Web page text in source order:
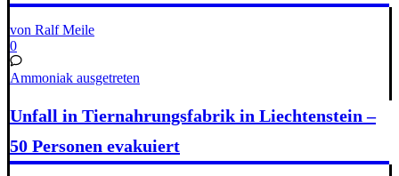
von Ralf Meile
0
Ammoniak ausgetreten
Unfall in Tiernahrungsfabrik in Liechtenstein –
50 Personen evakuiert